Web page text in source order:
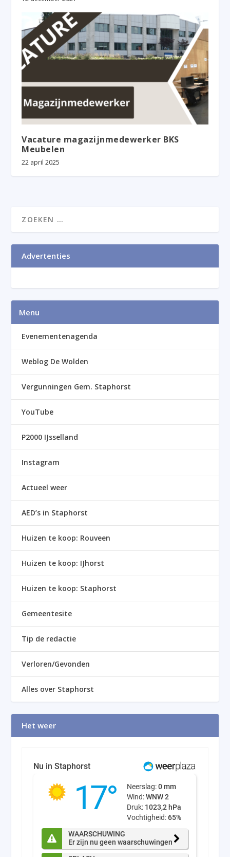
Vacature magazijnmedewerker BKS
Meubelen
22 april 2025
Advertenties
Menu
Evenementenagenda
Weblog De Wolden
Vergunningen Gem. Staphorst
YouTube
P2000 IJsselland
Instagram
Actueel weer
AED’s in Staphorst
Huizen te koop: Rouveen
Huizen te koop: IJhorst
Huizen te koop: Staphorst
Gemeentesite
Tip de redactie
Verloren/Gevonden
Alles over Staphorst
Het weer